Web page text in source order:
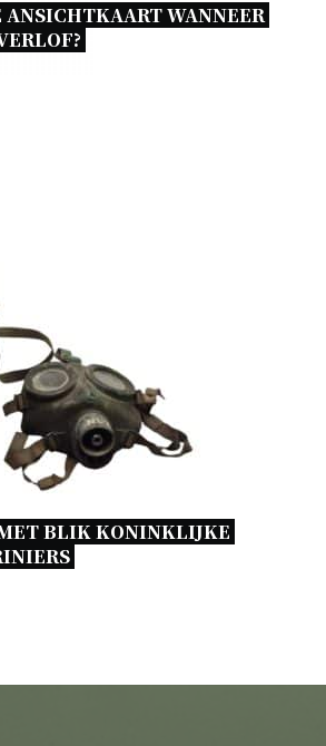
WANNEER
BLIK KONINKLIJKE